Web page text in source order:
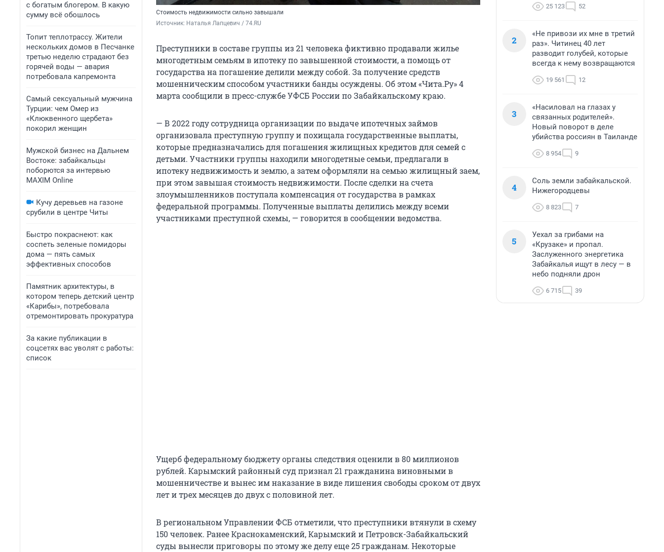
с богатым блогером. В какую
сумму всё обошлось
Топит теплотрассу. Жители
нескольких домов в Песчанке
третью неделю страдают без
горячей воды — авария
потребовала капремонта
Самый сексуальный мужчина
Турции: чем Омер из
«Клюквенного щербета»
покорил женщин
Мужской бизнес на Дальнем
Востоке: забайкальцы
поборются за интервью
MAXIM Online
Кучу деревьев на газоне
срубили в центре Читы
Быстро покраснеют: как
соспеть зеленые помидоры
дома — пять самых
эффективных способов
Памятник архитектуры, в
котором теперь детский центр
«Карибы», потребовала
отремонтировать прокуратура
За какие публикации в
соцсетях вас уволят с работы:
список
Стоимость недвижимости сильно завышали
Источник: Наталья Лапцевич / 74.RU
Преступники в составе группы из 21 человека фиктивно продавали жилье
многодетным семьям в ипотеку по завышенной стоимости, а помощь от
государства на погашение делили между собой. За получение средств
мошенническим способом участники банды осуждены. Об этом «Чита.Ру» 4
марта сообщили в пресс-службе УФСБ России по Забайкальскому краю.
— В 2022 году сотрудница организации по выдаче ипотечных займов
организовала преступную группу и похищала государственные выплаты,
которые предназначались для погашения жилищных кредитов для семей с
детьми. Участники группы находили многодетные семьи, предлагали в
ипотеку недвижимость и землю, а затем оформляли на семью жилищный заем,
при этом завышая стоимость недвижимости. После сделки на счета
злоумышленников поступала компенсация от государства в рамках
федеральной программы. Полученные выплаты делились между всеми
участниками преступной схемы, — говорится в сообщении ведомства.
Ущерб федеральному бюджету органы следствия оценили в 80 миллионов
рублей. Карымский районный суд признал 21 гражданина виновными в
мошенничестве и вынес им наказание в виде лишения свободы сроком от двух
лет и трех месяцев до двух с половиной лет.
В региональном Управлении ФСБ отметили, что преступники втянули в схему
150 человек. Ранее Краснокаменский, Карымский и Петровск-Забайкальский
суды вынесли приговоры по этому же делу еще 25 гражданам. Некоторые
25 123 52
2
«Не привози их мне в третий
раз». Читинец 40 лет
разводит голубей, которые
всегда к нему возвращаются
19 561 12
3
«Насиловал на глазах у
связанных родителей».
Новый поворот в деле
убийства россиян в Таиланде
8 954 9
4
Соль земли забайкальской.
Нижегородцевы
8 823 7
5
Уехал за грибами на
«Крузаке» и пропал.
Заслуженного энергетика
Забайкалья ищут в лесу — в
небо подняли дрон
6 715 39